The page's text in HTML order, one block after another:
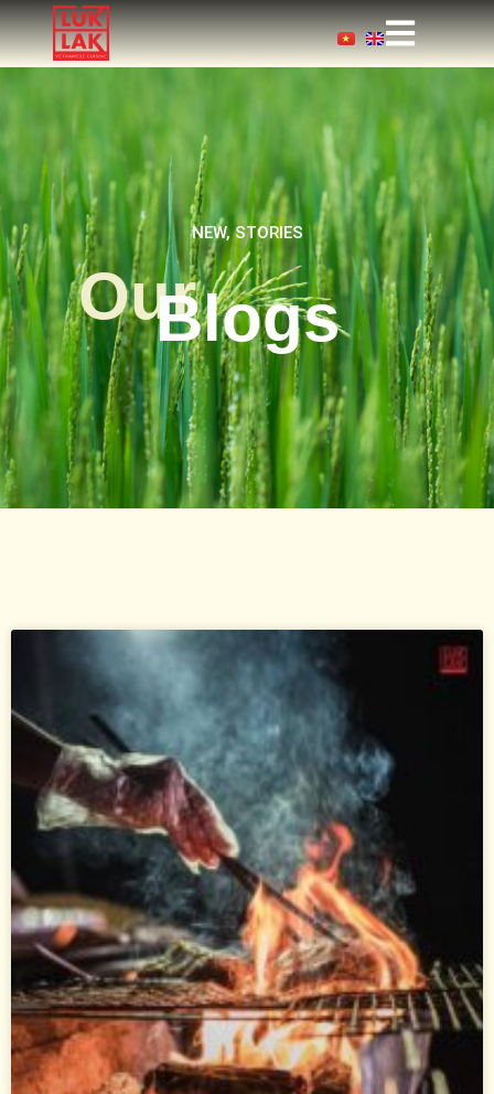
NEW, STORIES
OurBlogs